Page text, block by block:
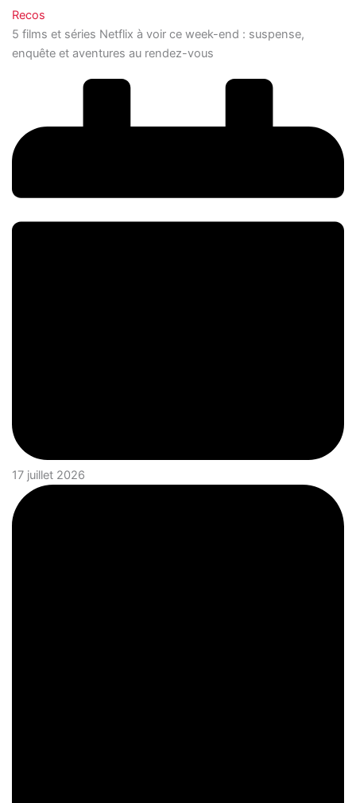
Recos
5 films et séries Netflix à voir ce week-end : suspense,
enquête et aventures au rendez-vous
17 juillet 2026